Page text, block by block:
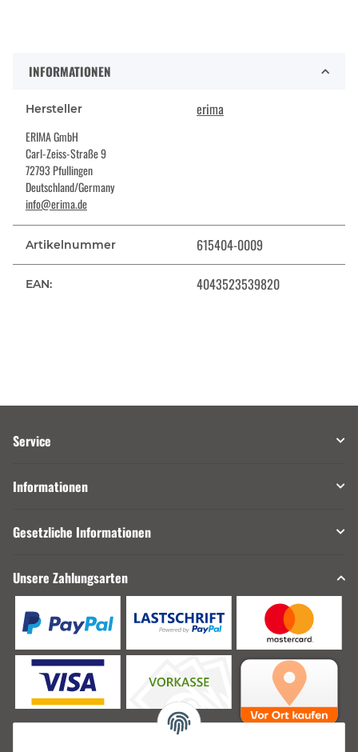
INFORMATIONEN
Hersteller erima
ERIMA GmbH
Carl-Zeiss-Straße 9
72793 Pfullingen
Deutschland/Germany
info@erima.de
Artikelnummer 615404-0009
EAN: 4043523539820
Service
Informationen
Gesetzliche Informationen
Unsere Zahlungsarten